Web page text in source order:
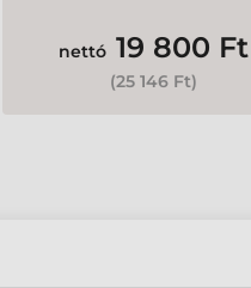
nettó 19 800 Ft
(25 146 Ft)